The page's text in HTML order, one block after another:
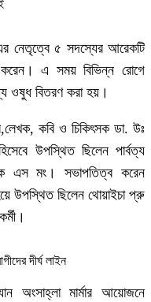
নেতৃত্বে ৫ সদস্যের আরেকটি
করেন। এ সময় বিভিন্ন রোগে
ওষুধ বিতরণ করা হয়।
কবি ও চিকিৎসক ডা. উঃ
উপস্থিত ছিলেন পার্বত্য
এস মং। সভাপতিত্ব করেন
উপস্থিত ছিলেন থোয়াইচা প্রু
দীর্ঘ লাইন
অংসাহ্লা মার্মার আয়োজনে